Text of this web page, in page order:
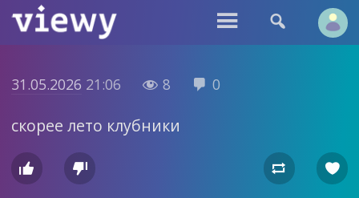
 
31.05.2026 21:06  8  0
скорее лето клубники
   